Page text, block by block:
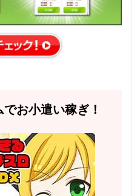
お小遣い稼ぎ！